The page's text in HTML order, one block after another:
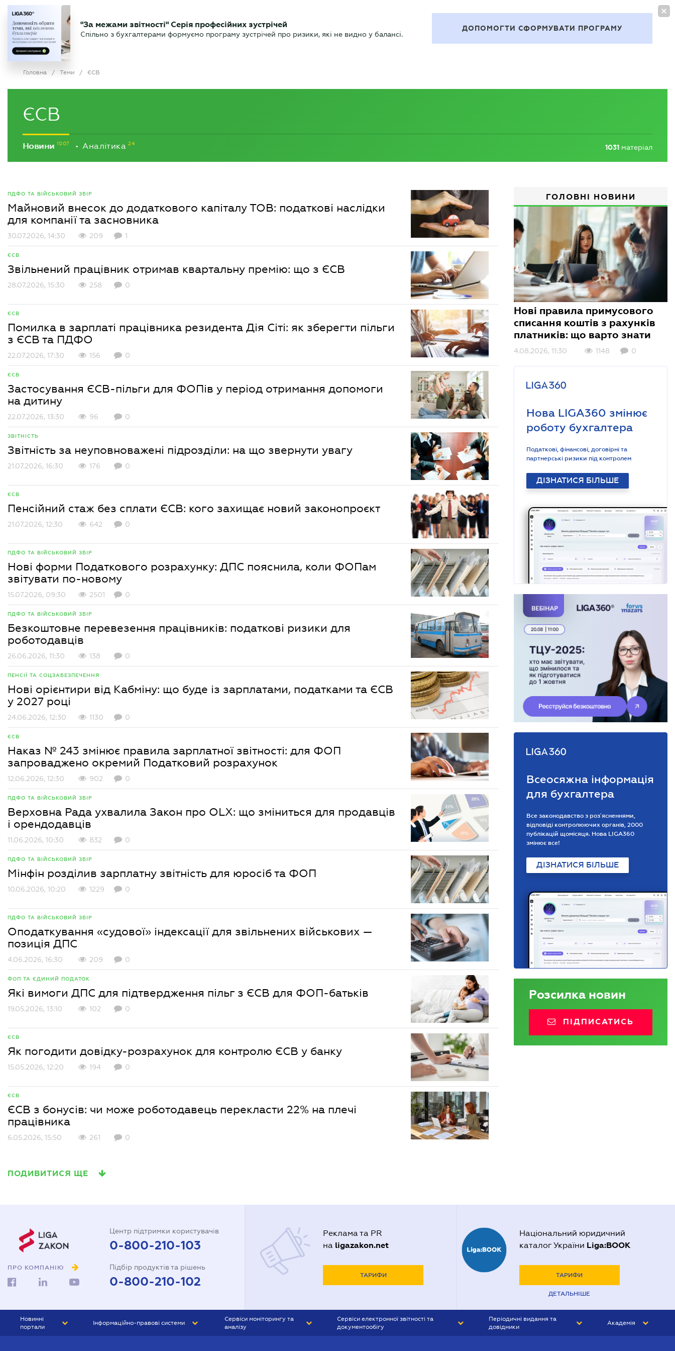
БУХГАЛТЕР Новини Аналітика Календар Актуально
"За межами звітності" Серія професійних зустрічей
Спільно з бухгалтерами формуємо програму зустрічей про ризики, які не видно у балансі.
ДОПОМОГТИ СФОРМУВАТИ ПРОГРАМУ
Головна / Теми / ЄСВ
ЄСВ
Новини • Аналітика 1031 матеріал
ПДФО ТА ВІЙСЬКОВИЙ ЗБІР
Майновий внесок до додаткового капіталу ТОВ: податкові наслідки
для компанії та засновника
30.07.2026, 14:30 209 1
ЄСВ
Звільнений працівник отримав квартальну премію: що з ЄСВ
28.07.2026, 15:30 258 0
ЄСВ
Помилка в зарплаті працівника резидента Дія Сіті: як зберегти пільги
з ЄСВ та ПДФО
22.07.2026, 17:30 156 0
ЄСВ
Застосування ЄСВ-пільги для ФОПів у період отримання допомоги
на дитину
22.07.2026, 13:30 96 0
ЗВІТНІСТЬ
Звітність за неуповноважені підрозділи: на що звернути увагу
21.07.2026, 16:30 176 0
ЄСВ
Пенсійний стаж без сплати ЄСВ: кого захищає новий законопроєкт
21.07.2026, 12:30 642 0
ПДФО ТА ВІЙСЬКОВИЙ ЗБІР
Нові форми Податкового розрахунку: ДПС пояснила, коли ФОПам
звітувати по-новому
15.07.2026, 09:30 2501 0
ПДФО ТА ВІЙСЬКОВИЙ ЗБІР
Безкоштовне перевезення працівників: податкові ризики для
роботодавців
26.06.2026, 11:30 138 0
ПЕНСІЇ ТА СОЦЗАБЕЗПЕЧЕННЯ
Нові орієнтири від Кабміну: що буде із зарплатами, податками та ЄСВ
у 2027 році
24.06.2026, 12:30 1130 0
ЄСВ
Наказ № 243 змінює правила зарплатної звітності: для ФОП
запроваджено окремий Податковий розрахунок
12.06.2026, 12:30 902 0
ПДФО ТА ВІЙСЬКОВИЙ ЗБІР
Верховна Рада ухвалила Закон про OLX: що зміниться для продавців
і орендодавців
11.06.2026, 10:30 832 0
ПДФО ТА ВІЙСЬКОВИЙ ЗБІР
Мінфін розділив зарплатну звітність для юросіб та ФОП
10.06.2026, 10:20 1229 0
ПДФО ТА ВІЙСЬКОВИЙ ЗБІР
Оподаткування «судової» індексації для звільнених військових —
позиція ДПС
4.06.2026, 16:30 209 0
ФОП ТА ЄДИНИЙ ПОДАТОК
Які вимоги ДПС для підтвердження пільг з ЄСВ для ФОП-батьків
19.05.2026, 13:10 102 0
ЄСВ
Як погодити довідку-розрахунок для контролю ЄСВ у банку
15.05.2026, 12:20 194 0
ЄСВ
ЄСВ з бонусів: чи може роботодавець перекласти 22% на плечі
працівника
6.05.2026, 15:50 261 0
ПОДИВИТИСЯ ЩЕ
ГОЛОВНІ НОВИНИ
Нові правила примусового
списання коштів з рахунків
платників: що варто знати
4.08.2026, 11:30 1148 0
Нова LIGA360 змінює
роботу бухгалтера
Податкові, фінансові, договірні та
партнерські ризики під контролем
ДІЗНАТИСЯ БІЛЬШЕ
Всеосяжна інформація
для бухгалтера
Все законодавство з розʼясненнями,
відповіді контролюючих органів, 2000
публікацій щомісяця. Нова LIGA360
змінює все!
ДІЗНАТИСЯ БІЛЬШЕ
Розсилка новин
ПІДПИСАТИСЬ
ПРО КОМПАНІЮ
Центр підтримки користувачів
0-800-210-103
Підбір продуктів та рішень
0-800-210-102
Реклама та PR
на ligazakon.net
ТАРИФИ
Національний юридичний
каталог України Liga:BOOK
ТАРИФИ
ДЕТАЛЬНІШЕ
Новинні
портали
Інформаційно-правові системи
Сервіси моніторингу та
аналізу
Сервіси електронної звітності та
документообігу
Періодичні видання та
довідники
Академія